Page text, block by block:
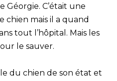
Géorgie. C’était une
chien mais il a quand
tout l’hôpital. Mais les
le sauver.
du chien de son état et